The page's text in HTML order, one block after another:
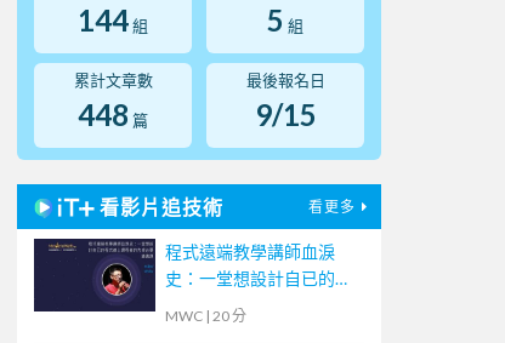
144組 5 組
累計文章數
448 篇
最後報名日
9/15
看影片追技術 看更多
程式遠端教學講師血淚
史：一堂想設計自已的程
式線上課程者的先修必要
MWC | 20 分